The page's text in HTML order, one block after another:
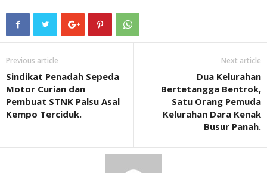
Previous article
Sindikat Penadah Sepeda
Motor Curian dan
Pembuat STNK Palsu Asal
Kempo Terciduk.
Next article
Dua Kelurahan
Bertetangga Bentrok,
Satu Orang Pemuda
Kelurahan Dara Kenak
Busur Panah.